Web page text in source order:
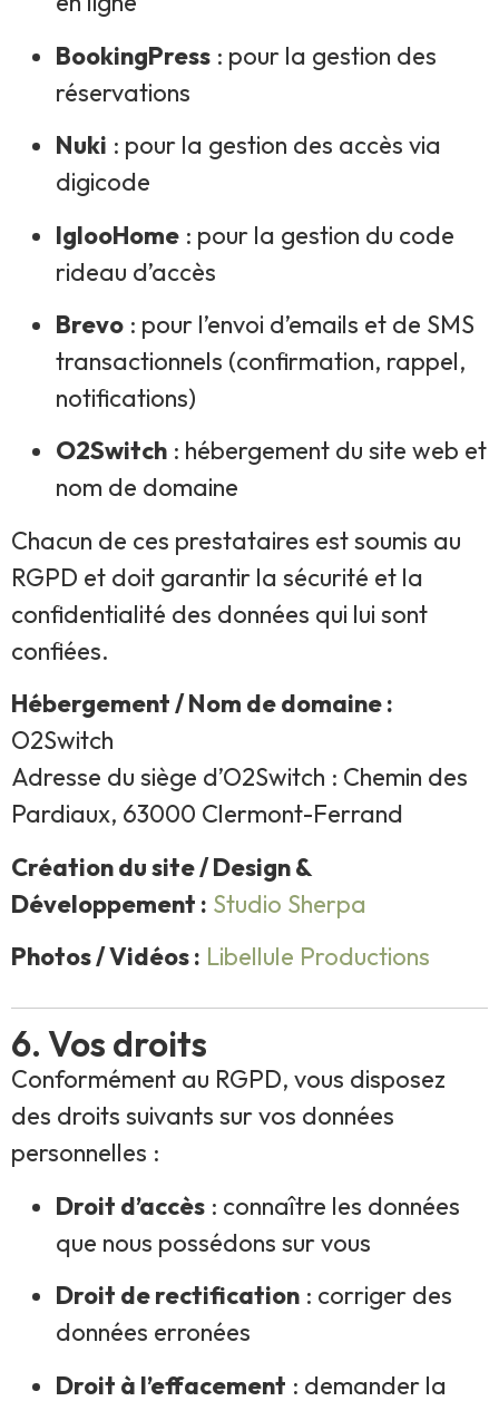
BookingPress : pour la gestion des
réservations
Nuki : pour la gestion des accès via
digicode
IglooHome : pour la gestion du code
rideau d’accès
Brevo : pour l’envoi d’emails et de SMS
transactionnels (confirmation, rappel,
notifications)
O2Switch : hébergement du site web et
nom de domaine
Chacun de ces prestataires est soumis au
RGPD et doit garantir la sécurité et la
confidentialité des données qui lui sont
confiées.
Hébergement / Nom de domaine :
O2Switch
Adresse du siège d’O2Switch : Chemin des
Pardiaux, 63000 Clermont-Ferrand
Création du site / Design &
Développement : Studio Sherpa
Photos / Vidéos : Libellule Productions
6. Vos droits
Conformément au RGPD, vous disposez
des droits suivants sur vos données
personnelles :
Droit d’accès : connaître les données
que nous possédons sur vous
Droit de rectification : corriger des
données erronées
Droit à l’effacement : demander la